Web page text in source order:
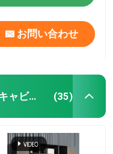
お問い合わせ
オフィス用木製ファイリングキャビネット (35)